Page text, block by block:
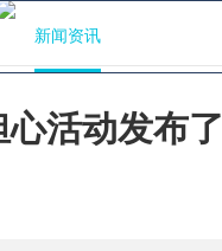
新闻资讯
活动发布了